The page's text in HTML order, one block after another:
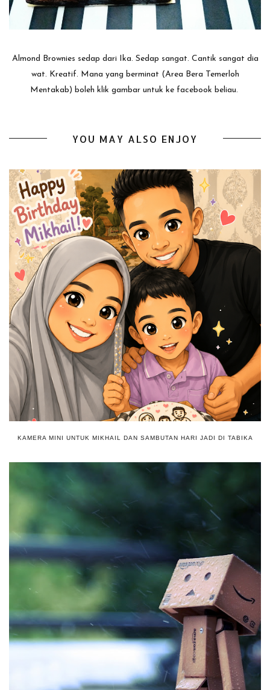
Almond Brownies sedap dari Ika. Sedap sangat. Cantik sangat dia
wat. Kreatif. Mana yang berminat (Area Bera Temerloh
Mentakab) boleh klik gambar untuk ke facebook beliau.
YOU MAY ALSO ENJOY
KAMERA MINI UNTUK MIKHAIL DAN SAMBUTAN HARI JADI DI TABIKA